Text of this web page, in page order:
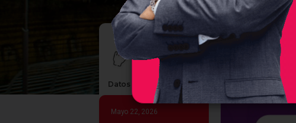
Datos claves del evento
Mayo 22, 2026